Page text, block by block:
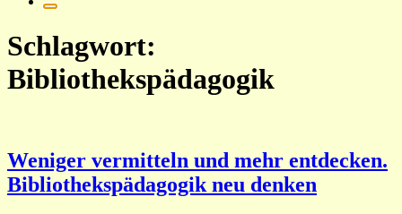
Schlagwort:
Bibliothekspädagogik
Weniger vermitteln und mehr entdecken.
Bibliothekspädagogik neu denken